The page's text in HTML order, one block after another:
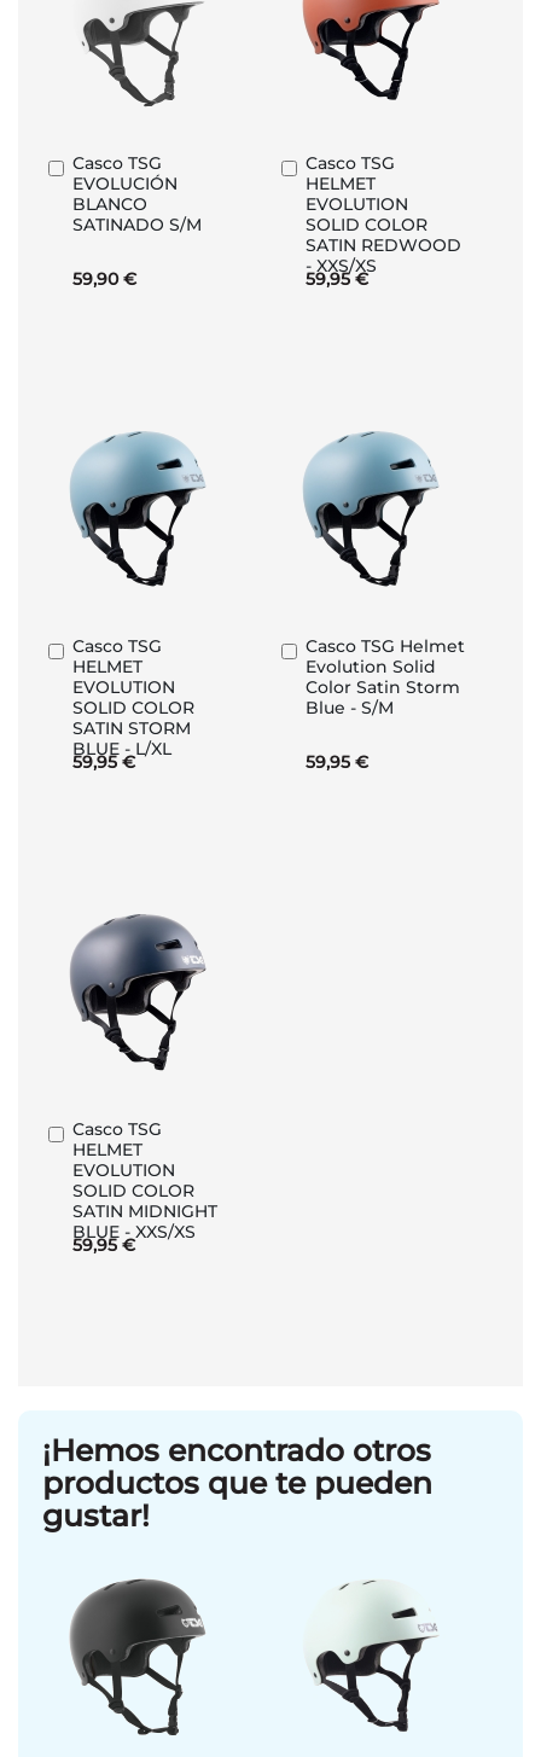
Casco TSG
EVOLUCIÓN
BLANCO
SATINADO S/M
59,90 €
Añadir
al
carrito
Casco TSG
HELMET
EVOLUTION
SOLID COLOR
SATIN REDWOOD
- XXS/XS
59,95 €
Añadir
al
carrito
Casco TSG
HELMET
EVOLUTION
SOLID COLOR
SATIN STORM
BLUE - L/XL
59,95 €
Añadir
al
carrito
Casco TSG Helmet
Evolution Solid
Color Satin Storm
Blue - S/M
59,95 €
Añadir
al
carrito
Casco TSG
HELMET
EVOLUTION
SOLID COLOR
SATIN MIDNIGHT
BLUE - XXS/XS
59,95 €
Añadir
al
carrito
¡Hemos encontrado otros
productos que te pueden
gustar!